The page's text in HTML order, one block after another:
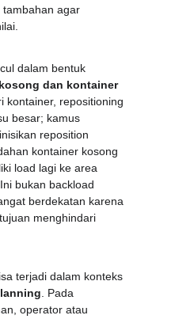
agar
dalam bentuk
dan kontainer
kontainer, repositioning
besar; kamus
reposition
kontainer kosong
load lagi ke area
bukan backload
berdekatan karena
menghindari
terjadi dalam konteks
. Pada
operator atau